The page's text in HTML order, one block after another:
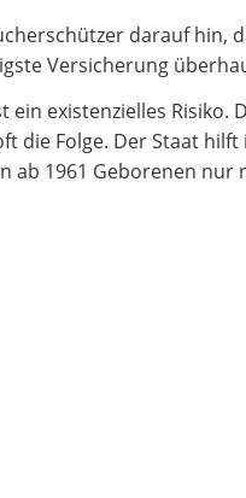
darauf hin,
Versicherung
ein existenzielles
die Folge. Der Staat
ab 1961 Geborenen